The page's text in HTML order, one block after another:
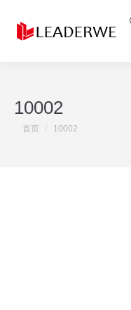
10002
您在这里：
首页 10002